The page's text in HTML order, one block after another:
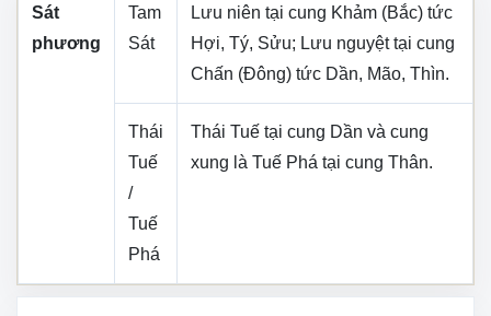
Sát
phương
Tam
Sát
Lưu niên tại cung Khảm (Bắc) tức
Hợi, Tý, Sửu; Lưu nguyệt tại cung
Chấn (Đông) tức Dần, Mão, Thìn.
Thái
Tuế
/
Tuế
Phá
Thái Tuế tại cung Dần và cung
xung là Tuế Phá tại cung Thân.